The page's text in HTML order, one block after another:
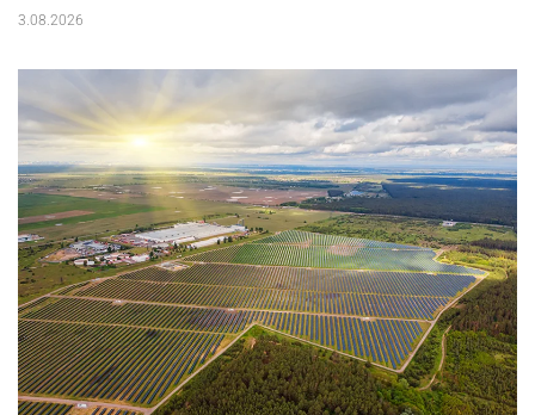
3.08.2026